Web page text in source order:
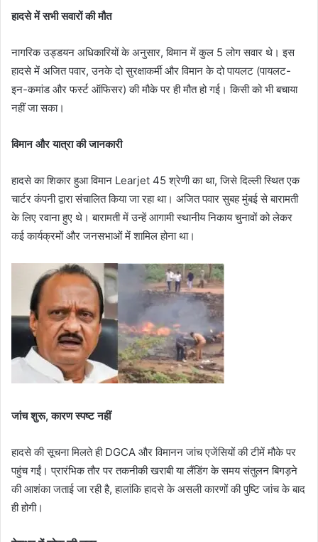
हादसे में सभी सवारों की मौत
नागरिक उड्डयन अधिकारियों के अनुसार, विमान में कुल 5 लोग सवार थे। इस
हादसे में अजित पवार, उनके दो सुरक्षाकर्मी और विमान के दो पायलट (पायलट-
इन-कमांड और फर्स्ट ऑफिसर) की मौके पर ही मौत हो गई। किसी को भी बचाया
नहीं जा सका।
विमान और यात्रा की जानकारी
हादसे का शिकार हुआ विमान Learjet 45 श्रेणी का था, जिसे दिल्ली स्थित एक
चार्टर कंपनी द्वारा संचालित किया जा रहा था। अजित पवार सुबह मुंबई से बारामती
के लिए रवाना हुए थे। बारामती में उन्हें आगामी स्थानीय निकाय चुनावों को लेकर
कई कार्यक्रमों और जनसभाओं में शामिल होना था।
जांच शुरू, कारण स्पष्ट नहीं
हादसे की सूचना मिलते ही DGCA और विमानन जांच एजेंसियों की टीमें मौके पर
पहुंच गईं। प्रारंभिक तौर पर तकनीकी खराबी या लैंडिंग के समय संतुलन बिगड़ने
की आशंका जताई जा रही है, हालांकि हादसे के असली कारणों की पुष्टि जांच के बाद
ही होगी।